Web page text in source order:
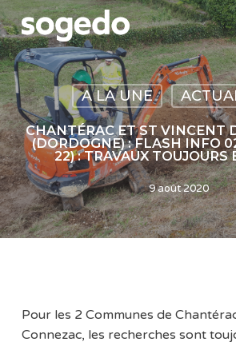
Skip
to
main
content
A LA UNE
CHANTÉRAC ET ST VINCENT
(DORDOGNE) : FLASH INFO
22) : TRAVAUX TOUJOURS
9 août 2020
Pour les 2 Communes de
Connezac, les recherches sont